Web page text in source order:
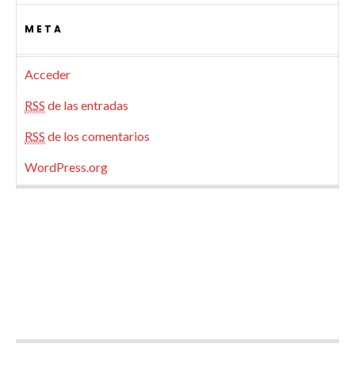
META
Acceder
RSS de las entradas
RSS de los comentarios
WordPress.org